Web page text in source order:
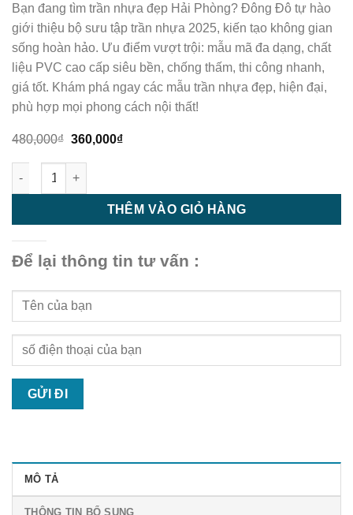
Bạn đang tìm trần nhựa đẹp Hải Phòng? Đông Đô tự hào
giới thiệu bộ sưu tập trần nhựa 2025, kiến tạo không gian
sống hoàn hảo. Ưu điểm vượt trội: mẫu mã đa dạng, chất
liệu PVC cao cấp siêu bền, chống thấm, thi công nhanh,
giá tốt. Khám phá ngay các mẫu trần nhựa đẹp, hiện đại,
phù hợp mọi phong cách nội thất!
480,000₫ Giá
là:
480,000₫.
360,000₫Giá
Trần nhựa - trần nhựa giật cấp - M46 số lượng
THÊM VÀO GIỎ HÀNG
Để lại thông tin tư vấn :
MÔ TẢ
THÔNG TIN BỔ SUNG